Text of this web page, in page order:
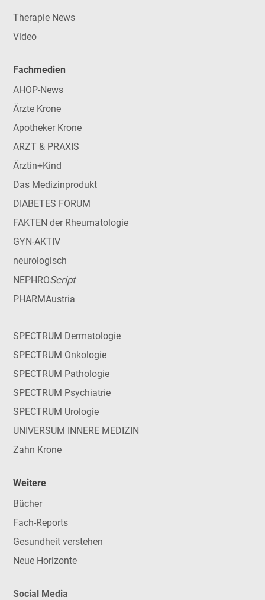
Therapie News
Video
Fachmedien
AHOP-News
Ärzte Krone
Apotheker Krone
ARZT & PRAXIS
Ärztin+Kind
Das Medizinprodukt
DIABETES FORUM
FAKTEN der Rheumatologie
GYN-AKTIV
neurologisch
NEPHROScript
PHARMAustria
SPECTRUM Dermatologie
SPECTRUM Onkologie
SPECTRUM Pathologie
SPECTRUM Psychiatrie
SPECTRUM Urologie
UNIVERSUM INNERE MEDIZIN
Zahn Krone
Weitere
Bücher
Fach-Reports
Gesundheit verstehen
Neue Horizonte
Social Media